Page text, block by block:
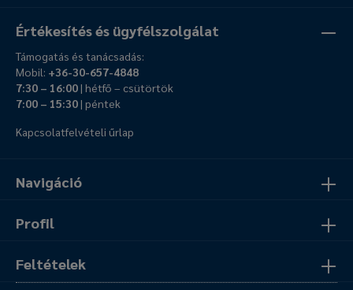
Navigáció
Profil
Feltételek
Értékesítés és ügyfélszolgálat
Támogatás és tanácsadás:
Mobil: +36-30-657-4848
7:30 – 16:00| hétfő – csütörtök
7:00 – 15:30| péntek
Kapcsolatfelvételi űrlap